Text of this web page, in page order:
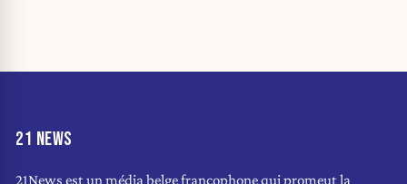
21 NEWS
21News est un média belge francophone qui promeut la